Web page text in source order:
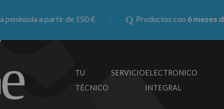
a partir de 150 € Productos con6 meses de
TU SERVICIO
TÉCNICO
ELECTRONICO
INTEGRAL